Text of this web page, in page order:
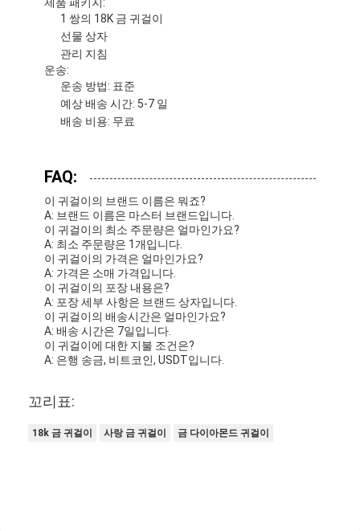
1 쌍의 18K 금 귀걸이
선물 상자
관리 지침
운송:
운송 방법: 표준
예상 배송 시간: 5-7 일
배송 비용: 무료
FAQ:
이 귀걸이의 브랜드 이름은 뭐죠?
A: 브랜드 이름은 마스터 브랜드입니다.
이 귀걸이의 최소 주문량은 얼마인가요?
A: 최소 주문량은 1개입니다.
이 귀걸이의 가격은 얼마인가요?
A: 가격은 소매 가격입니다.
이 귀걸이의 포장 내용은?
A: 포장 세부 사항은 브랜드 상자입니다.
이 귀걸이의 배송시간은 얼마인가요?
A: 배송 시간은 7일입니다.
이 귀걸이에 대한 지불 조건은?
A: 은행 송금, 비트코인, USDT입니다.
꼬리표:
18k 금 귀걸이 사랑 금 귀걸이 금 다이아몬드 귀걸이